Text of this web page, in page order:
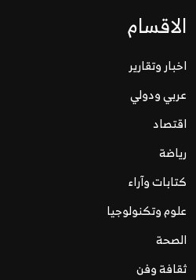
الاقسام
اخبار وتقارير
عربي ودولي
اقتصاد
رياضة
كتابات وآراء
علوم وتكنولوجيا
الصحة
ثقافة وفن